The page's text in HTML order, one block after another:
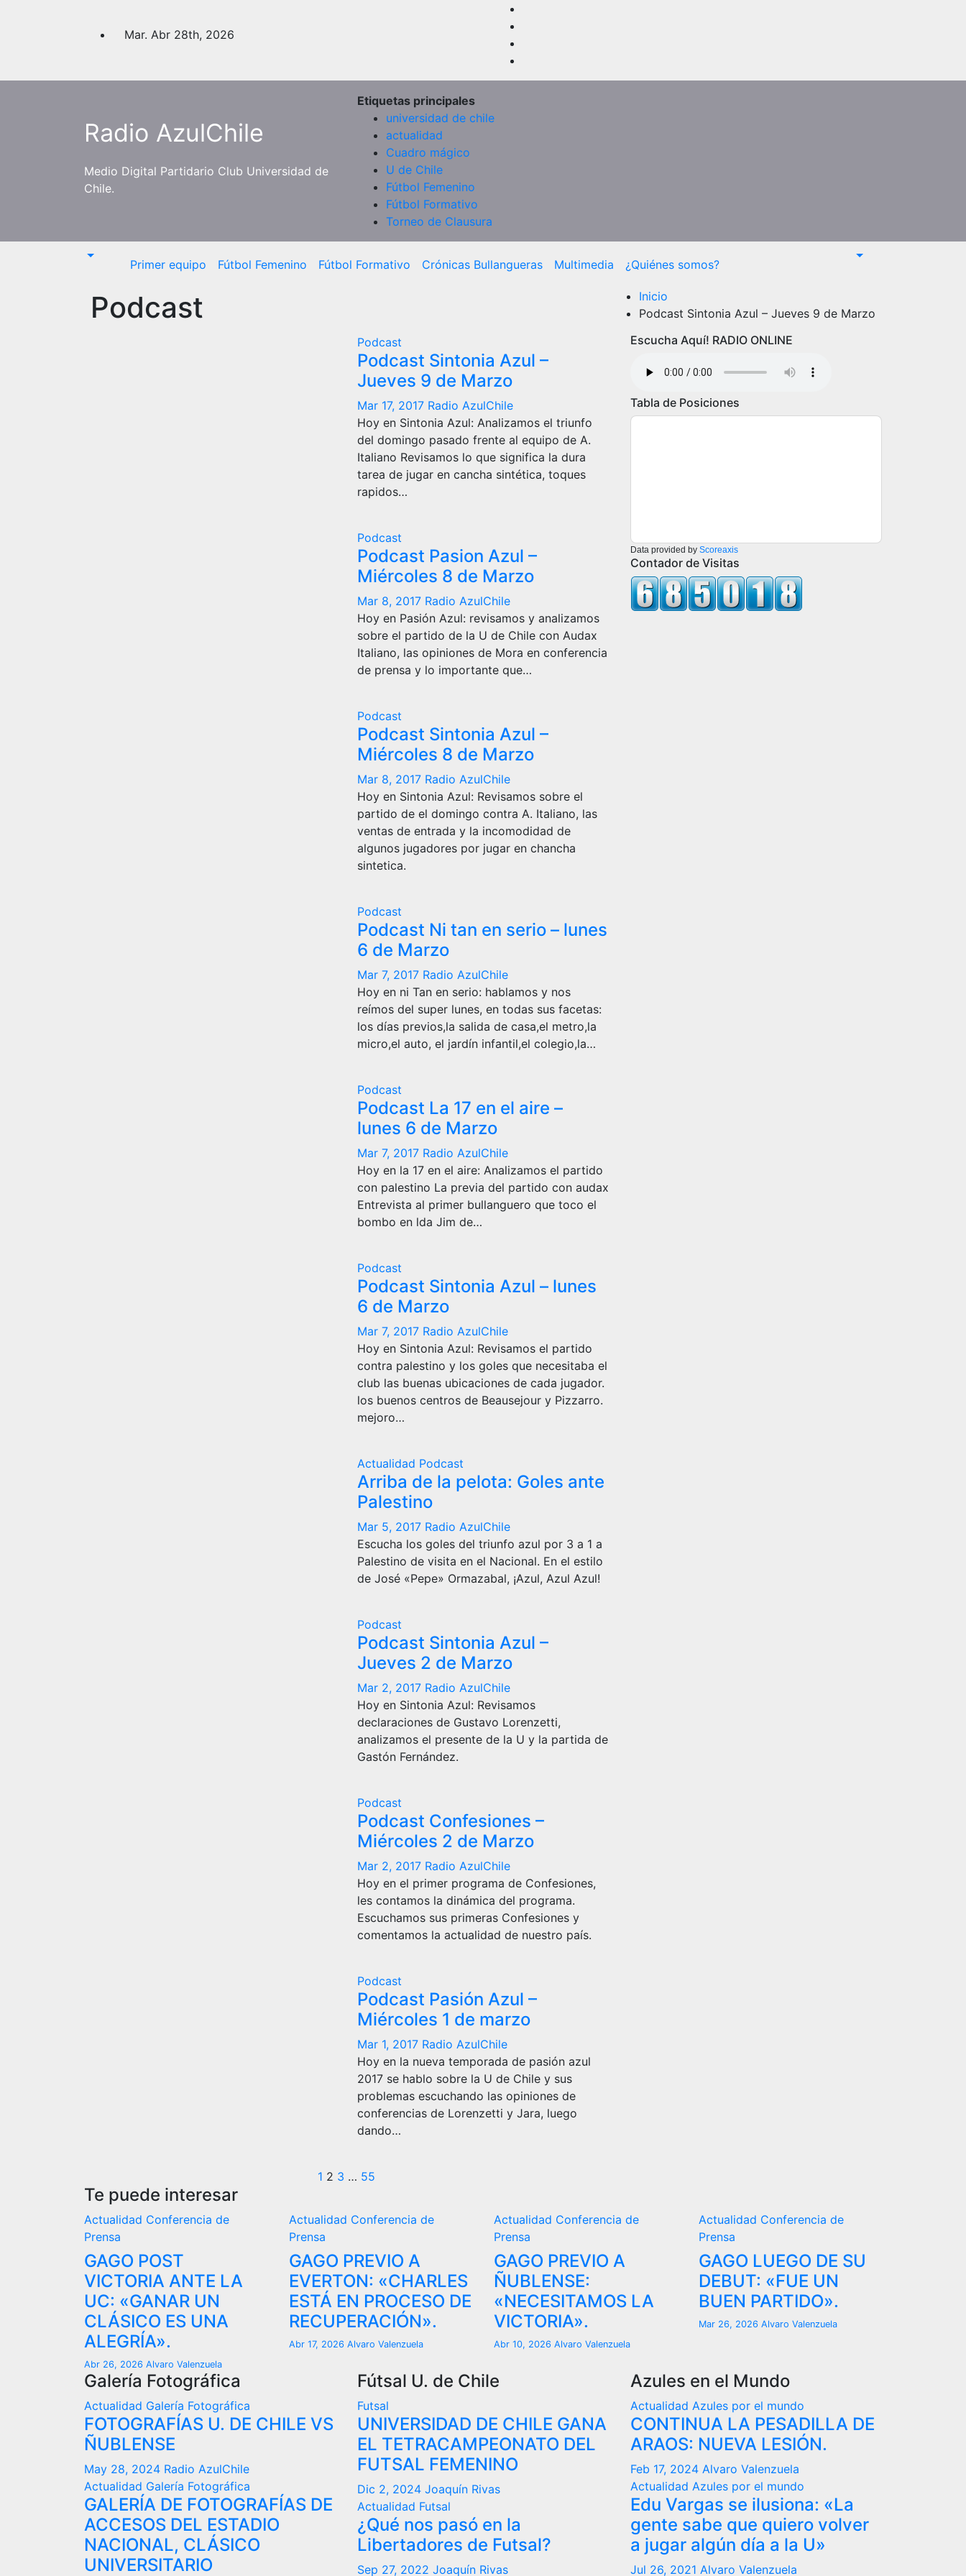
Mar. Abr 28th, 2026
Radio AzulChile
Medio Digital Partidario Club Universidad de
Chile.
Etiquetas principales
universidad de chile
actualidad
Cuadro mágico
U de Chile
Fútbol Femenino
Fútbol Formativo
Torneo de Clausura
Primer equipo Fútbol Femenino Fútbol Formativo Crónicas Bullangueras Multimedia ¿Quiénes somos?
Podcast
Inicio
Podcast Sintonia Azul – Jueves 9 de Marzo
Podcast
Podcast Sintonia Azul –
Jueves 9 de Marzo
Mar 17, 2017 Radio AzulChile
Hoy en Sintonia Azul: Analizamos el triunfo
del domingo pasado frente al equipo de A.
Italiano Revisamos lo que significa la dura
tarea de jugar en cancha sintética, toques
rapidos…
Podcast
Podcast Pasion Azul –
Miércoles 8 de Marzo
Mar 8, 2017 Radio AzulChile
Hoy en Pasión Azul: revisamos y analizamos
sobre el partido de la U de Chile con Audax
Italiano, las opiniones de Mora en conferencia
de prensa y lo importante que…
Podcast
Podcast Sintonia Azul –
Miércoles 8 de Marzo
Mar 8, 2017 Radio AzulChile
Hoy en Sintonia Azul: Revisamos sobre el
partido de el domingo contra A. Italiano, las
ventas de entrada y la incomodidad de
algunos jugadores por jugar en chancha
sintetica.
Podcast
Podcast Ni tan en serio – lunes
6 de Marzo
Mar 7, 2017 Radio AzulChile
Hoy en ni Tan en serio: hablamos y nos
reímos del super lunes, en todas sus facetas:
los días previos,la salida de casa,el metro,la
micro,el auto, el jardín infantil,el colegio,la…
Podcast
Podcast La 17 en el aire –
lunes 6 de Marzo
Mar 7, 2017 Radio AzulChile
Hoy en la 17 en el aire: Analizamos el partido
con palestino La previa del partido con audax
Entrevista al primer bullanguero que toco el
bombo en lda Jim de…
Podcast
Podcast Sintonia Azul – lunes
6 de Marzo
Mar 7, 2017 Radio AzulChile
Hoy en Sintonia Azul: Revisamos el partido
contra palestino y los goles que necesitaba el
club las buenas ubicaciones de cada jugador.
los buenos centros de Beausejour y Pizzarro.
mejoro…
Actualidad Podcast
Arriba de la pelota: Goles ante
Palestino
Mar 5, 2017 Radio AzulChile
Escucha los goles del triunfo azul por 3 a 1 a
Palestino de visita en el Nacional. En el estilo
de José «Pepe» Ormazabal, ¡Azul, Azul Azul!
Podcast
Podcast Sintonia Azul –
Jueves 2 de Marzo
Mar 2, 2017 Radio AzulChile
Hoy en Sintonia Azul: Revisamos
declaraciones de Gustavo Lorenzetti,
analizamos el presente de la U y la partida de
Gastón Fernández.
Podcast
Podcast Confesiones –
Miércoles 2 de Marzo
Mar 2, 2017 Radio AzulChile
Hoy en el primer programa de Confesiones,
les contamos la dinámica del programa.
Escuchamos sus primeras Confesiones y
comentamos la actualidad de nuestro país.
Podcast
Podcast Pasión Azul –
Miércoles 1 de marzo
Mar 1, 2017 Radio AzulChile
Hoy en la nueva temporada de pasión azul
2017 se hablo sobre la U de Chile y sus
problemas escuchando las opiniones de
conferencias de Lorenzetti y Jara, luego
dando…
Paginación
de
entradas
1 2 3 … 55
Escucha Aquí! RADIO ONLINE
Tabla de Posiciones
Data provided by Scoreaxis
Contador de Visitas
Te puede interesar
Actualidad Conferencia de
Prensa
GAGO POST
VICTORIA ANTE LA
UC: «GANAR UN
CLÁSICO ES UNA
ALEGRÍA».
Abr 26, 2026 Alvaro Valenzuela
Actualidad Conferencia de
Prensa
GAGO PREVIO A
EVERTON: «CHARLES
ESTÁ EN PROCESO DE
RECUPERACIÓN».
Abr 17, 2026 Alvaro Valenzuela
Actualidad Conferencia de
Prensa
GAGO PREVIO A
ÑUBLENSE:
«NECESITAMOS LA
VICTORIA».
Abr 10, 2026 Alvaro Valenzuela
Actualidad Conferencia de
Prensa
GAGO LUEGO DE SU
DEBUT: «FUE UN
BUEN PARTIDO».
Mar 26, 2026 Alvaro Valenzuela
Galería Fotográfica
Actualidad Galería Fotográfica
FOTOGRAFÍAS U. DE CHILE VS
ÑUBLENSE
May 28, 2024 Radio AzulChile
Actualidad Galería Fotográfica
GALERÍA DE FOTOGRAFÍAS DE
ACCESOS DEL ESTADIO
NACIONAL, CLÁSICO
UNIVERSITARIO
Fútsal U. de Chile
Futsal
UNIVERSIDAD DE CHILE GANA
EL TETRACAMPEONATO DEL
FUTSAL FEMENINO
Dic 2, 2024 Joaquín Rivas
Actualidad Futsal
¿Qué nos pasó en la
Libertadores de Futsal?
Sep 27, 2022 Joaquín Rivas
Azules en el Mundo
Actualidad Azules por el mundo
CONTINUA LA PESADILLA DE
ARAOS: NUEVA LESIÓN.
Feb 17, 2024 Alvaro Valenzuela
Actualidad Azules por el mundo
Edu Vargas se ilusiona: «La
gente sabe que quiero volver
a jugar algún día a la U»
Jul 26, 2021 Alvaro Valenzuela